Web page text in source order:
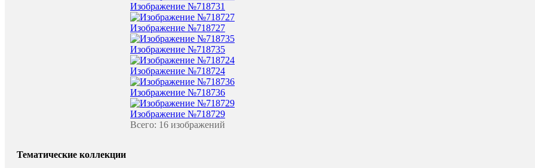
Изображение №718731
Изображение №718727
Изображение №718735
Изображение №718724
Изображение №718736
Изображение №718729
Всего: 16 изображений
Тематические коллекции